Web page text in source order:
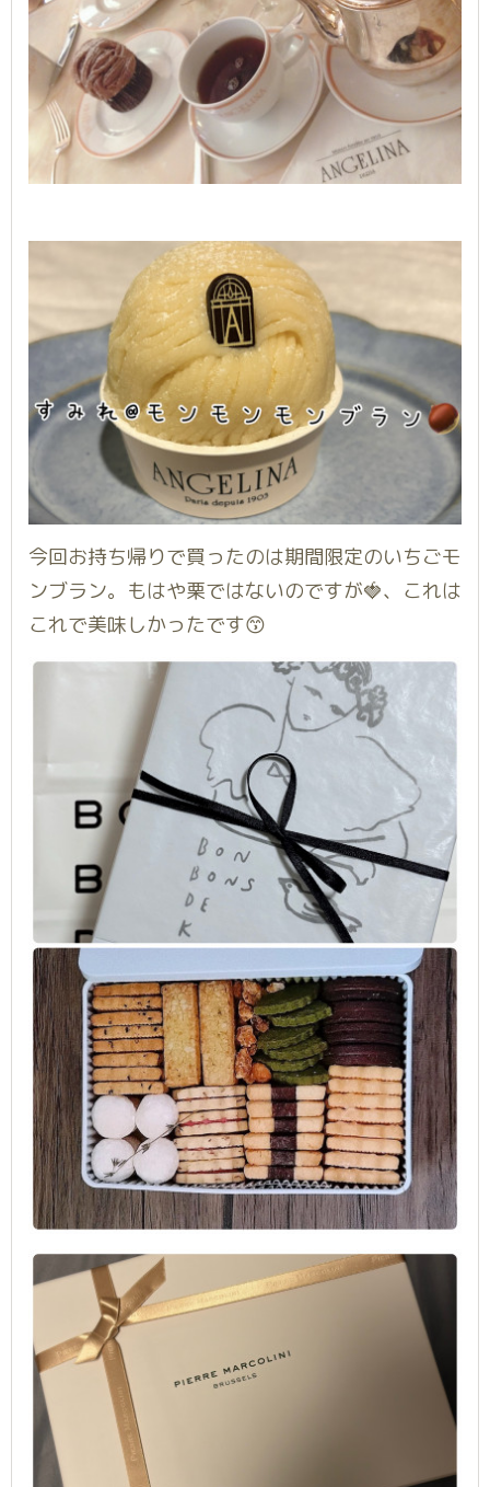
今回お持ち帰りで買ったのは期間限定のいちごモ
ンブラン。もはや栗ではないのですが🍓、これは
これで美味しかったです😙